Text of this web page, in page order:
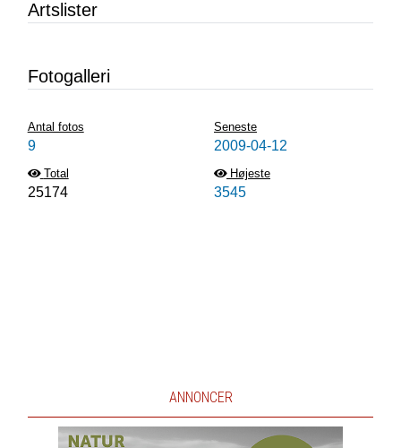
Artslister
Fotogalleri
Antal fotos
9
Seneste
2009-04-12
Total
25174
Højeste
3545
ANNONCER